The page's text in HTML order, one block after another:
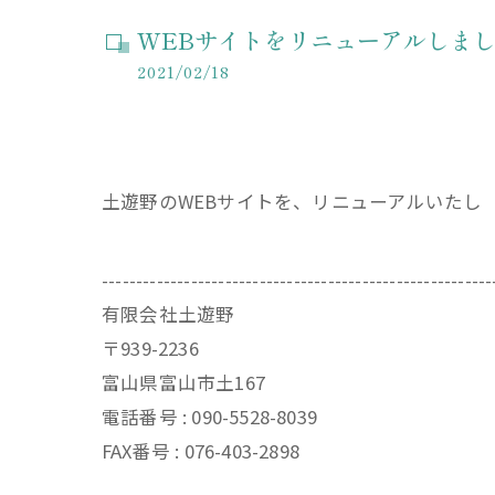
WEBサイトをリニューアルしまし
2021/02/18
土遊野のWEBサイトを、リニューアルいたし
有限会社土遊野
〒939-2236
富山県富山市土167
電話番号 : 090-5528-8039
FAX番号 : 076-403-2898